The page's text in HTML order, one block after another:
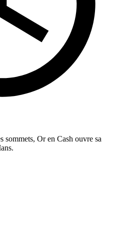
sommets, Or en Cash ouvre sa